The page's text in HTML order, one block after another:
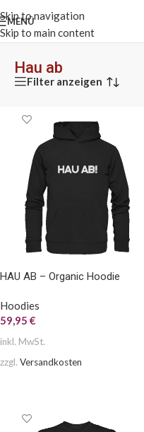
Skip to navigation
Skip to main content
MENÜ
Hau ab
Filter anzeigen
HAU AB – Organic Hoodie
Hoodies
59,95 €
inkl. MwSt.
zzgl. Versandkosten